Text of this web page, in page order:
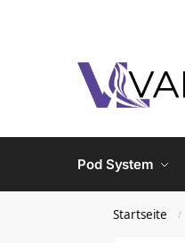
Pod System
Startseite /